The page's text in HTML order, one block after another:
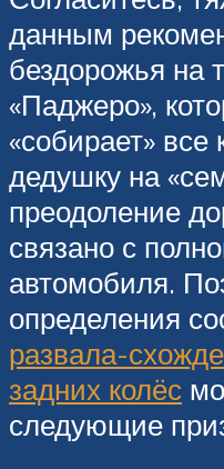
данным
бездорожья на
«Паджеро»,
«собирает» все
дедушку на
преодоление
связано с
автомобиля.
определения
развала-
задних колёс
следующие